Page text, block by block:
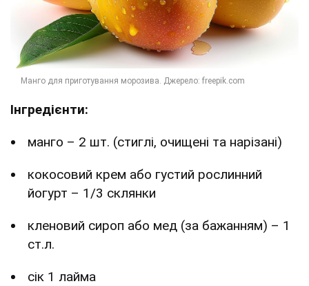
Інгредієнти:
манго – 2 шт. (стиглі, очищені та нарізані)
кокосовий крем або густий рослинний
йогурт – 1/3 склянки
кленовий сироп або мед (за бажанням) – 1
ст.л.
сік 1 лайма